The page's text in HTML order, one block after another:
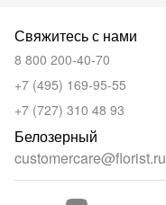
Свяжитесь с нами
8 800 200-40-70
+7 (495) 169-95-55
+7 (727) 310 48 93
Белозерный
customercare@florist.ru